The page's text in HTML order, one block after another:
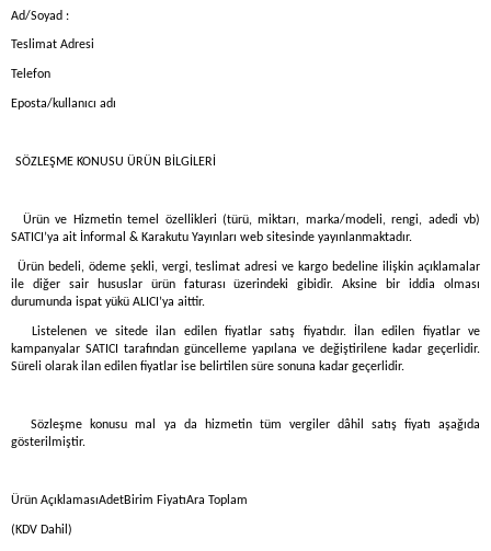
Ad/Soyad :
Teslimat Adresi
Telefon
Eposta/kullanıcı adı
KONUSU ÜRÜN BİLGİLERİ
Ürün ve Hizmetin temel özellikleri (türü, miktarı, marka/modeli, rengi, adedi vb)
SATICI’ya ait İnformal & Karakutu Yayınları web sitesinde yayınlanmaktadır.
Ürün bedeli, ödeme şekli, vergi, teslimat adresi ve kargo bedeline ilişkin açıklamalar
ile diğer sair hususlar ürün faturası üzerindeki gibidir. Aksine bir iddia olması
durumunda ispat yükü ALICI’ya aittir.
Listelenen ve sitede ilan edilen fiyatlar satış fiyatıdır. İlan edilen fiyatlar ve
kampanyalar SATICI tarafından güncelleme yapılana ve değiştirilene kadar geçerlidir.
Süreli olarak ilan edilen fiyatlar ise belirtilen süre sonuna kadar geçerlidir.
Sözleşme konusu mal ya da hizmetin tüm vergiler dâhil satış fiyatı aşağıda
gösterilmiştir.
Ürün AçıklamasıAdetBirim FiyatıAra Toplam
(KDV Dahil)